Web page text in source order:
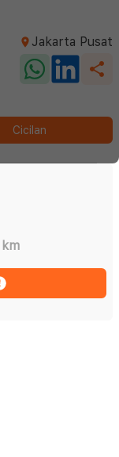
Jakarta Pusat
Cicilan
km